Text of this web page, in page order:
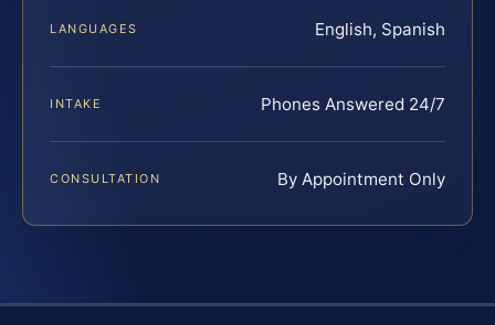
LANGUAGES English, Spanish
INTAKE Phones Answered 24/7
CONSULTATION By Appointment Only